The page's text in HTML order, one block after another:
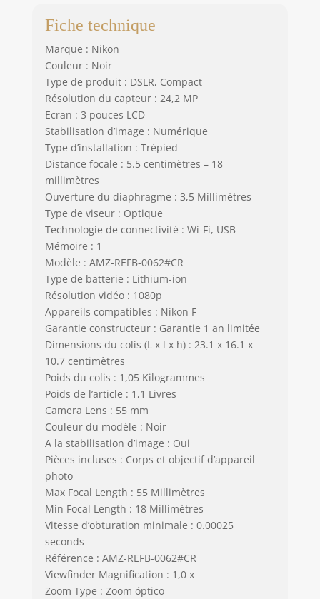
Fiche technique
Marque : Nikon
Couleur : Noir
Type de produit : DSLR, Compact
Résolution du capteur : 24,2 MP
Ecran : 3 pouces LCD
Stabilisation d’image : Numérique
Type d’installation : Trépied
Distance focale : 5.5 centimètres – 18
millimètres
Ouverture du diaphragme : 3,5 Millimètres
Type de viseur : Optique
Technologie de connectivité : Wi-Fi, USB
Mémoire : 1
Modèle : AMZ-REFB-0062#CR
Type de batterie : Lithium-ion
Résolution vidéo : 1080p
Appareils compatibles : Nikon F
Garantie constructeur : Garantie 1 an limitée
Dimensions du colis (L x l x h) : 23.1 x 16.1 x
10.7 centimètres
Poids du colis : 1,05 Kilogrammes
Poids de l’article : 1,1 Livres
Camera Lens : 55 mm
Couleur du modèle : Noir
A la stabilisation d’image : Oui
Pièces incluses : Corps et objectif d’appareil
photo
Max Focal Length : 55 Millimètres
Min Focal Length : 18 Millimètres
Vitesse d’obturation minimale : 0.00025
seconds
Référence : AMZ-REFB-0062#CR
Viewfinder Magnification : 1,0 x
Zoom Type : Zoom óptico